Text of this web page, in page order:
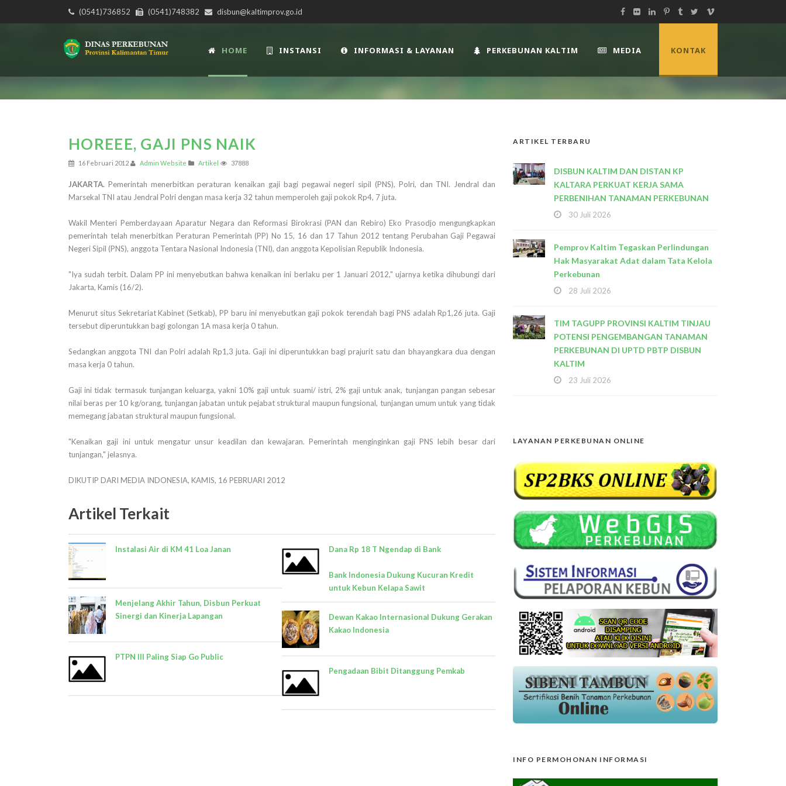
(0541)736852 (0541)748382 disbun@kaltimprov.go.id
HOME INSTANSI INFORMASI & LAYANAN PERKEBUNAN KALTIM MEDIA KONTAK
HOREEE, GAJI PNS NAIK
16 Februari 2012 Admin Website Artikel 37888
JAKARTA. Pemerintah menerbitkan peraturan kenaikan gaji bagi pegawai negeri sipil (PNS), Polri, dan TNI. Jendral dan
Marsekal TNI atau Jendral Polri dengan masa kerja 32 tahun memperoleh gaji pokok Rp4, 7 juta.
Wakil Menteri Pemberdayaan Aparatur Negara dan Reformasi Birokrasi (PAN dan Rebiro) Eko Prasodjo mengungkapkan
pemerintah telah menerbitkan Peraturan Pemerintah (PP) No 15, 16 dan 17 Tahun 2012 tentang Perubahan Gaji Pegawai
Negeri Sipil (PNS), anggota Tentara Nasional Indonesia (TNI), dan anggota Kepolisian Republik Indonesia.
"Iya sudah terbit. Dalam PP ini menyebutkan bahwa kenaikan ini berlaku per 1 Januari 2012," ujarnya ketika dihubungi dari
Jakarta, Kamis (16/2).
Menurut situs Sekretariat Kabinet (Setkab), PP baru ini menyebutkan gaji pokok terendah bagi PNS adalah Rp1,26 juta. Gaji
tersebut diperuntukkan bagi golongan 1A masa kerja 0 tahun.
Sedangkan anggota TNI dan Polri adalah Rp1,3 juta. Gaji ini diperuntukkan bagi prajurit satu dan bhayangkara dua dengan
masa kerja 0 tahun.
Gaji ini tidak termasuk tunjangan keluarga, yakni 10% gaji untuk suami/ istri, 2% gaji untuk anak, tunjangan pangan sebesar
nilai beras per 10 kg/orang, tunjangan jabatan untuk pejabat struktural maupun fungsional, tunjangan umum untuk yang tidak
memegang jabatan struktural maupun fungsional.
"Kenaikan gaji ini untuk mengatur unsur keadilan dan kewajaran. Pemerintah menginginkan gaji PNS lebih besar dari
tunjangan," jelasnya.
DIKUTIP DARI MEDIA INDONESIA, KAMIS, 16 PEBRUARI 2012
Artikel Terkait
Instalasi Air di KM 41 Loa Janan
Menjelang Akhir Tahun, Disbun Perkuat
Sinergi dan Kinerja Lapangan
PTPN III Paling Siap Go Public
Dana Rp 18 T Ngendap di Bank
Bank Indonesia Dukung Kucuran Kredit
untuk Kebun Kelapa Sawit
Dewan Kakao Internasional Dukung Gerakan
Kakao Indonesia
Pengadaan Bibit Ditanggung Pemkab
ARTIKEL TERBARU
DISBUN KALTIM DAN DISTAN KP
KALTARA PERKUAT KERJA SAMA
PERBENIHAN TANAMAN PERKEBUNAN
30 Juli 2026
Pemprov Kaltim Tegaskan Perlindungan
Hak Masyarakat Adat dalam Tata Kelola
Perkebunan
28 Juli 2026
TIM TAGUPP PROVINSI KALTIM TINJAU
POTENSI PENGEMBANGAN TANAMAN
PERKEBUNAN DI UPTD PBTP DISBUN
KALTIM
23 Juli 2026
LAYANAN PERKEBUNAN ONLINE
INFO PERMOHONAN INFORMASI